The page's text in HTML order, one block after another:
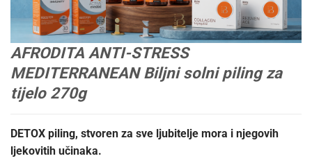
AFRODITA ANTI-STRESS
MEDITERRANEAN Biljni solni piling za
tijelo 270g
DETOX piling, stvoren za sve ljubitelje mora i njegovih
ljekovitih učinaka.